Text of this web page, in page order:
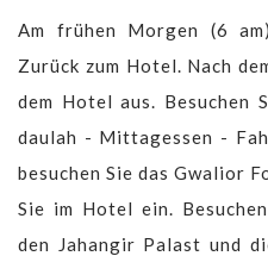
Am frühen Morgen (6
Zurück zum Hotel. Nach
dem Hotel aus. Besuchen
daulah - Mittagessen -
besuchen Sie das Gwalior
Sie im Hotel ein.
den Jahangir Palast und